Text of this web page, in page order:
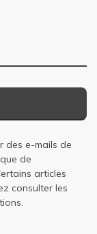
des e-mails de
de
articles
consulter les